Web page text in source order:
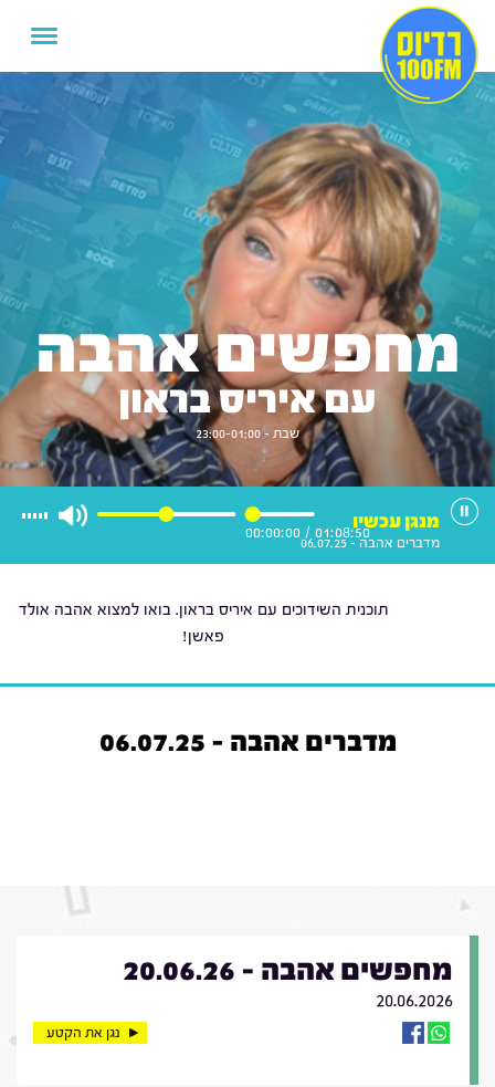
מחפשים אהבה
עם איריס בראון
שבת - 23:00-01:00
01:08:50
/
00:00:00
מנגן עכשיו
מדברים אהבה - 06.07.25
תוכנית השידוכים עם איריס בראון. בואו למצוא אהבה אולד
פאשן!
מדברים אהבה - 06.07.25
מחפשים אהבה - 20.06.26
20.06.2026
נגן את הקטע